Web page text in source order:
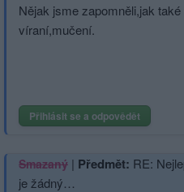
Nějak jsme zapomněli,jak
víraní,mučení.
Přihlásit se a odpovědět
Smazaný | Předmět: RE:
je žádný…